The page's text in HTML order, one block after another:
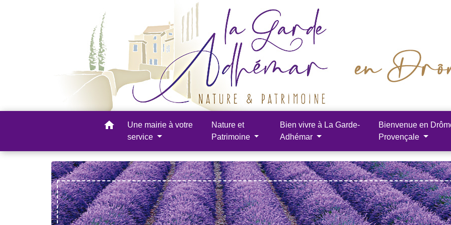
home
Une mairie à votre
service
Nature et
Patrimoine
Bien vivre à La Garde-
Adhémar
Bienvenue en
Provençale